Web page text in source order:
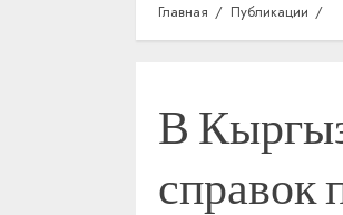
Главная Публикации
В
справок